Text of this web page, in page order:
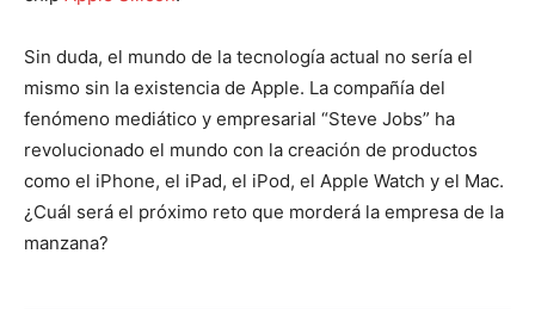
Sin duda, el mundo de la tecnología actual no sería el
mismo sin la existencia de Apple. La compañía del
fenómeno mediático y empresarial “Steve Jobs” ha
revolucionado el mundo con la creación de productos
como el iPhone, el iPad, el iPod, el Apple Watch y el Mac.
¿Cuál será el próximo reto que morderá la empresa de la
manzana?